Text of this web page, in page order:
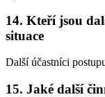
14. Kteří jsou
situace
Další účastníci
15. Jaké další